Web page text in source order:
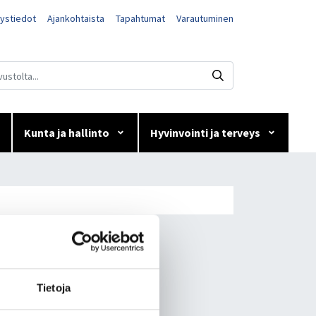
Tietoja
Ajankohtaista Tapahtumat Varautuminen
Kunta ja hallinto Hyvinvointi ja terveys